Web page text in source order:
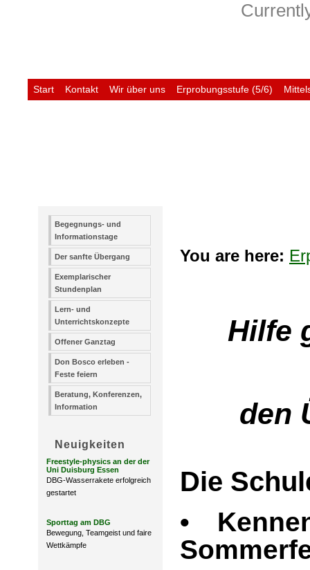
Start Kontakt Wir über uns Erprobungsstufe (5/6)
Begegnungs- und
Informationstage
Der sanfte Übergang
Exemplarischer
Stundenplan
Lern- und
Unterrichtskonzepte
Offener Ganztag
Don Bosco erleben -
Feste feiern
Beratung, Konferenzen,
Information
Neuigkeiten
Freestyle-physics an der der
Uni Duisburg Essen
DBG-Wasserrakete erfolgreich
gestartet
Sporttag am DBG
Bewegung, Teamgeist und faire
Wettkämpfe
You are here:
Hilfe
den
Die
•